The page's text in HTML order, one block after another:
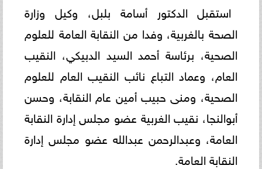
استقبل الدكتور أسامة بلبل، وكيل وزارة
الصحة بالغربية، وفدا من النقابة العامة للعلوم
الصحية، برئاسة أحمد السيد الدبيكي، النقيب
العام، وعماد التباع نائب النقيب العام للعلوم
الصحية، ومنى حبيب أمين عام النقابة، وحسن
أبوالنجا، نقيب الغربية عضو مجلس إدارة النقابة
العامة، وعبدالرحمن عبدالله عضو مجلس إدارة
النقابة العامة.